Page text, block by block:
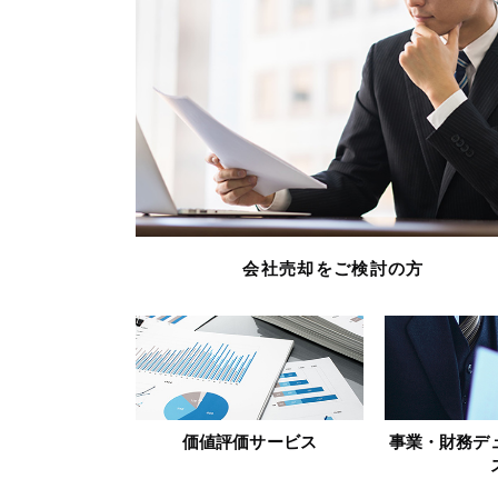
会社売却をご検討の方
価値評価サービス
事業・財務デ